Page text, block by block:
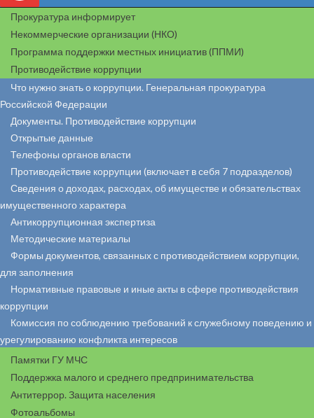
Прокуратура информирует
Некоммерческие организации (НКО)
Программа поддержки местных инициатив (ППМИ)
Противодействие коррупции
Что нужно знать о коррупции. Генеральная прокуратура
Российской Федерации
Документы. Противодействие коррупции
Открытые данные
Телефоны органов власти
Противодействие коррупции (включает в себя 7 подразделов)
Сведения о доходах, расходах, об имуществе и обязательствах
имущественного характера
Антикоррупционная экспертиза
Методические материалы
Формы документов, связанных с противодействием коррупции,
для заполнения
Нормативные правовые и иные акты в сфере противодействия
коррупции
Комиссия по соблюдению требований к служебному поведению и
урегулированию конфликта интересов
Памятки ГУ МЧС
Поддержка малого и среднего предпринимательства
Антитеррор. Защита населения
Фотоальбомы